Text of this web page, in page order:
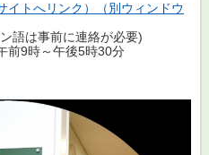
イトへリンク）（別ウィンドウ
語は事前に連絡が必要)
前9時～午後5時30分